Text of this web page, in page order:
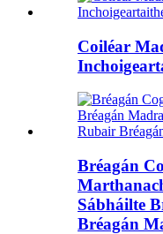
Coiléar
Bréagán
Sábháilte
Bréagán